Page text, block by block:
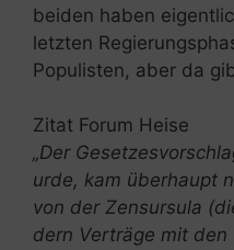
beiden haben
letzten
Populisten, aber da
Zitat Forum Heise
„Der
urde, kam überhaupt
von der Zensursula
dern Verträge mit den